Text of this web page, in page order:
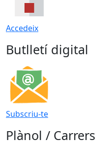
Accedeix
Butlletí digital
Subscriu-te
Plànol / Carrers